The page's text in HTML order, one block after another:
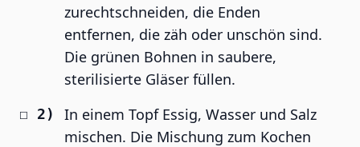
zurechtschneiden, die Enden
entfernen, die zäh oder unschön sind.
Die grünen Bohnen in saubere,
sterilisierte Gläser füllen.
In einem Topf Essig, Wasser und Salz
mischen. Die Mischung zum Kochen